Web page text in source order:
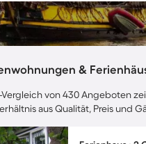
&
von 430 Angeboten
aus Qualität, Preis und